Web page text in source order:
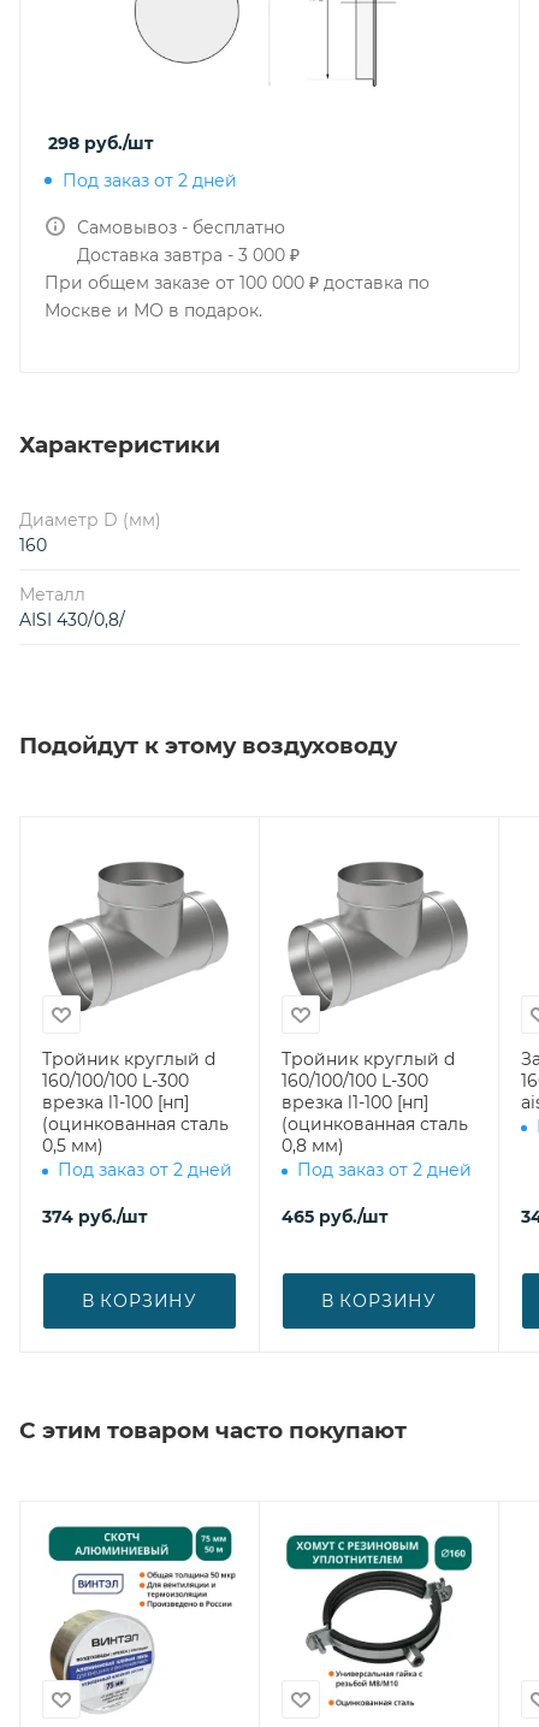
298 руб./шт
Под заказ от 2 дней
Самовывоз - бесплатно
Доставка завтра - 3 000 ₽
При общем заказе от 100 000 ₽ доставка по
Москве и МО в подарок.
Характеристики
Диаметр D (мм)
160
Металл
AISI 430/0,8/
Подойдут к этому воздуховоду
Тройник круглый d
160/100/100 L-300
врезка l1-100 [нп]
(оцинкованная сталь
0,5 мм)
Под заказ от 2 дней
374 руб./шт
В КОРЗИНУ
Тройник круглый d
160/100/100 L-300
врезка l1-100 [нп]
(оцинкованная сталь
0,8 мм)
Под заказ от 2 дней
465 руб./шт
В КОРЗИНУ
160
С этим товаром часто покупают